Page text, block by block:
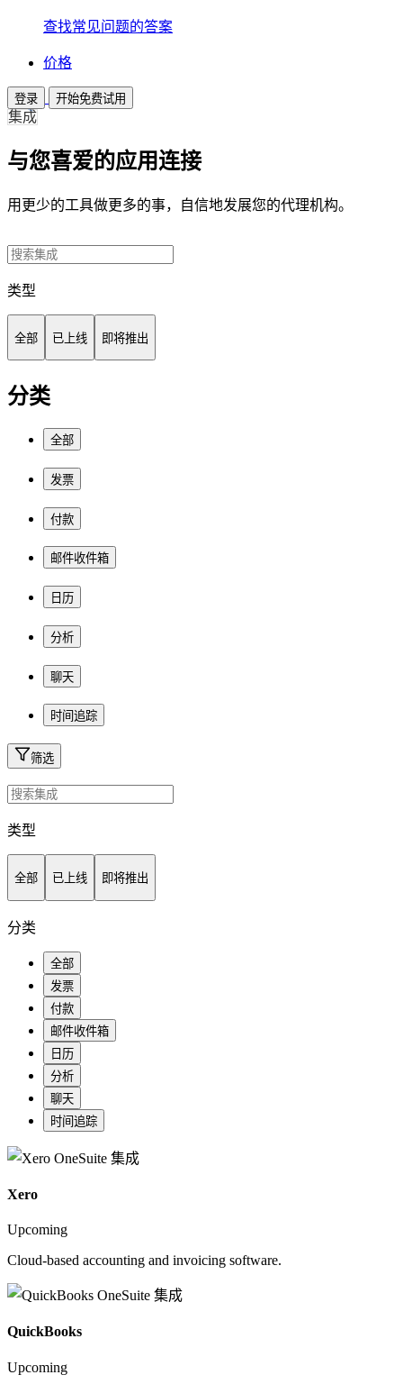
查找常见问题的答案
价格
登录 开始免费试用
集成
与您喜爱的应用连接
用更少的工具做更多的事，自信地发展您的代理机构。
类型
全部 已上线 即将推出
分类
全部
发票
付款
邮件收件箱
日历
分析
聊天
时间追踪
筛选
类型
全部 已上线 即将推出
分类
全部
发票
付款
邮件收件箱
日历
分析
聊天
时间追踪
Xero
Upcoming
Cloud-based accounting and invoicing software.
QuickBooks
Upcoming